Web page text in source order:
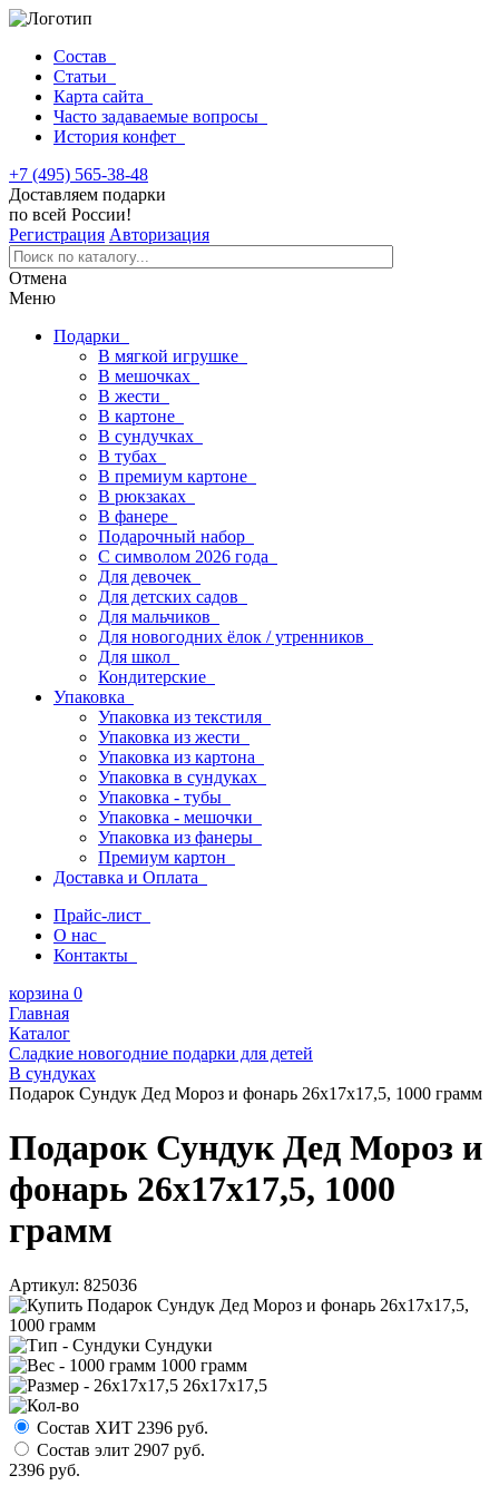
Состав
Статьи
Карта сайта
Часто задаваемые вопросы
История конфет
+7 (495) 565-38-48
Доставляем подарки
по всей России!
Регистрация Авторизация
Отмена
Меню
Подарки
В мягкой игрушке
В мешочках
В жести
В картоне
В сундучках
В тубах
В премиум картоне
В рюкзаках
В фанере
Подарочный набор
С символом 2026 года
Для девочек
Для детских садов
Для мальчиков
Для новогодних ёлок / утренников
Для школ
Кондитерские
Упаковка
Упаковка из текстиля
Упаковка из жести
Упаковка из картона
Упаковка в сундуках
Упаковка - тубы
Упаковка - мешочки
Упаковка из фанеры
Премиум картон
Доставка и Оплата
Прайс-лист
О нас
Контакты
корзина 0
Главная
Каталог
Сладкие новогодние подарки для детей
В сундуках
Подарок Сундук Дед Мороз и фонарь 26х17х17,5, 1000 грамм
Подарок Сундук Дед Мороз и
фонарь 26х17х17,5, 1000
грамм
Артикул: 825036
Сундуки
1000 грамм
26х17х17,5
Состав ХИТ 2396 руб.
Состав элит 2907 руб.
2396 руб.